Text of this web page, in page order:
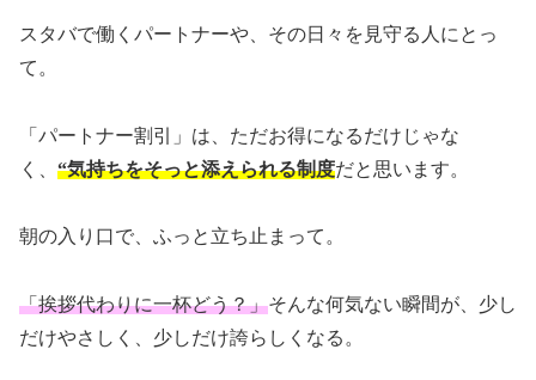
スタバで働くパートナーや、その日々を見守る人にとっ
て。
「パートナー割引」は、ただお得になるだけじゃな
く、 “気持ちをそっと添えられる制度だと思います。
朝の入り口で、ふっと立ち止まって。
「挨拶代わりに一杯どう？」そんな何気ない瞬間が、少し
だけやさしく、少しだけ誇らしくなる。